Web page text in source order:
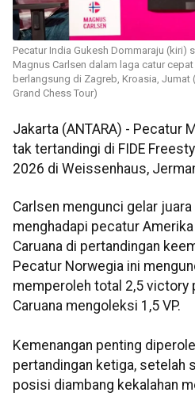
Pecatur India Gukesh Dommaraju (kiri)
Magnus Carlsen dalam laga catur
berlangsung di Zagreb, Kroasia, Jumat
Grand Chess Tour)
Jakarta (ANTARA) - Pecatur
tak tertandingi di FIDE
2026 di Weissenhaus,
Carlsen mengunci gelar
menghadapi pecatur
Caruana di pertandingan
Pecatur Norwegia ini
memperoleh total 2,5 victory
Caruana mengoleksi 1,5 VP.
Kemenangan penting
pertandingan ketiga, setelah
posisi diambang kekalahan